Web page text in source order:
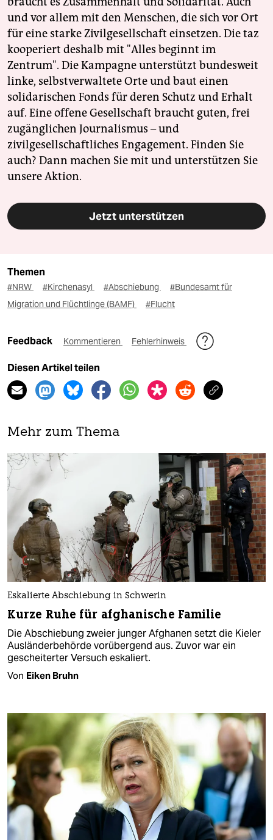
und vor allem mit den Menschen, die sich vor Ort
für eine starke Zivilgesellschaft einsetzen. Die taz
kooperiert deshalb mit "Alles beginnt im
Zentrum". Die Kampagne unterstützt bundesweit
linke, selbstverwaltete Orte und baut einen
solidarischen Fonds für deren Schutz und Erhalt
auf. Eine offene Gesellschaft braucht guten, frei
zugänglichen Journalismus – und
zivilgesellschaftliches Engagement. Finden Sie
auch? Dann machen Sie mit und unterstützen Sie
unsere Aktion.
Jetzt unterstützen
Themen
#NRW #Kirchenasyl #Abschiebung
#Bundesamt für
Migration und Flüchtlinge (BAMF)
#Flucht
Feedback Kommentieren Fehlerhinweis
Diesen Artikel teilen
Mehr zum Thema
Eskalierte Abschiebung in Schwerin
Kurze Ruhe für afghanische Familie
Die Abschiebung zweier junger Afghanen setzt die Kieler
Ausländerbehörde vorübergend aus. Zuvor war ein
gescheiterter Versuch eskaliert.
Von Eiken Bruhn